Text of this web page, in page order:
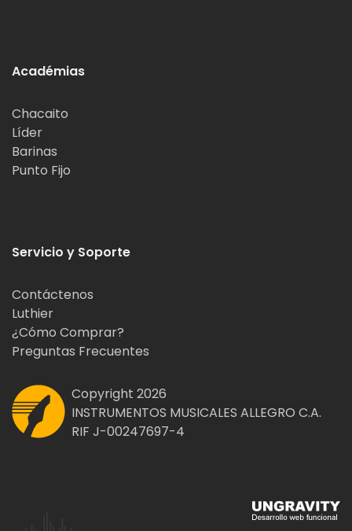
Académias
Chacaito
Líder
Barinas
Punto Fijo
Servicio y Soporte
Contáctenos
Luthier
¿Cómo Comprar?
Preguntas Frecuentes
Copyright 2026
INSTRUMENTOS MUSICALES ALLEGRO C.A.
RIF J-00247697-4